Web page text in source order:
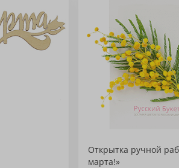
Открытка ручной
марта!»